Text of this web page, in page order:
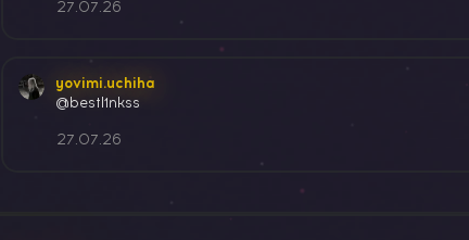
27.07.26
yovimi.uchiha
@bestl1nkss
27.07.26